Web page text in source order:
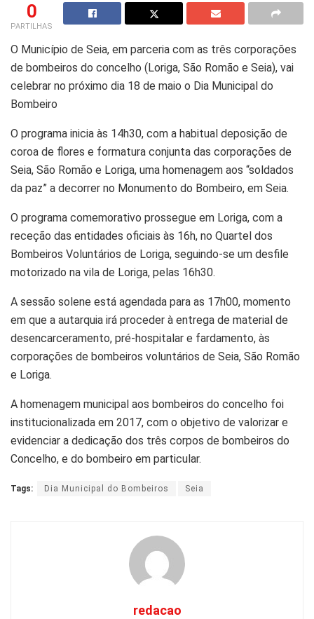
0
PARTILHAS
O Município de Seia, em parceria com as três corporações
de bombeiros do concelho (Loriga, São Romão e Seia), vai
celebrar no próximo dia 18 de maio o Dia Municipal do
Bombeiro
O programa inicia às 14h30, com a habitual deposição de
coroa de flores e formatura conjunta das corporações de
Seia, São Romão e Loriga, uma homenagem aos “soldados
da paz” a decorrer no Monumento do Bombeiro, em Seia.
O programa comemorativo prossegue em Loriga, com a
receção das entidades oficiais às 16h, no Quartel dos
Bombeiros Voluntários de Loriga, seguindo-se um desfile
motorizado na vila de Loriga, pelas 16h30.
A sessão solene está agendada para as 17h00, momento
em que a autarquia irá proceder à entrega de material de
desencarceramento, pré-hospitalar e fardamento, às
corporações de bombeiros voluntários de Seia, São Romão
e Loriga.
A homenagem municipal aos bombeiros do concelho foi
institucionalizada em 2017, com o objetivo de valorizar e
evidenciar a dedicação dos três corpos de bombeiros do
Concelho, e do bombeiro em particular.
Tags: Dia Municipal do Bombeiros Seia
redacao